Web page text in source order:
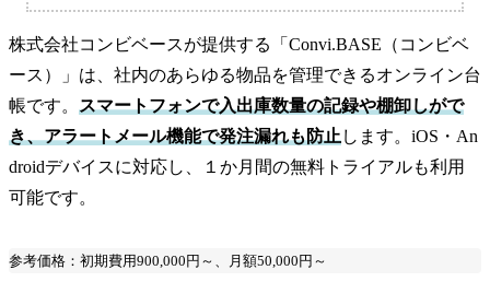
株式会社コンビベースが提供する「Convi.BASE（コンビベ
ース）」は、社内のあらゆる物品を管理できるオンライン台
帳です。 スマートフォンで入出庫数量の記録や棚卸しがで
き、アラートメール機能で発注漏れも防止します。iOS・An
droidデバイスに対応し、１か月間の無料トライアルも利用
可能です。
参考価格：初期費用900,000円～、月額50,000円～